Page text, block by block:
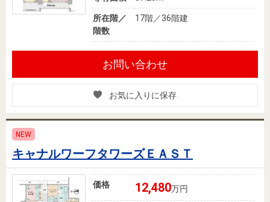
所在階／
階数
17階／36階建
お問い合わせ
お気に入りに保存
NEW
キャナルワーフタワーズＥＡＳＴ
価格 12,480万円